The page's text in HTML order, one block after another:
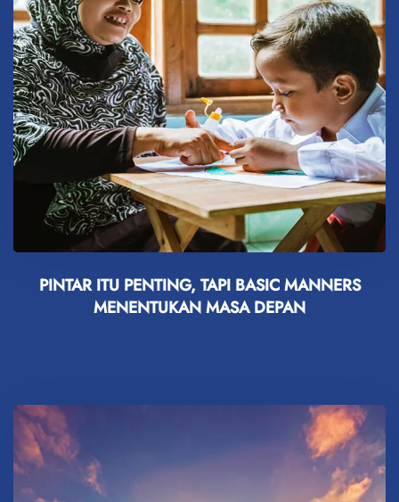
PINTAR ITU PENTING, TAPI BASIC MANNERS
MENENTUKAN MASA DEPAN